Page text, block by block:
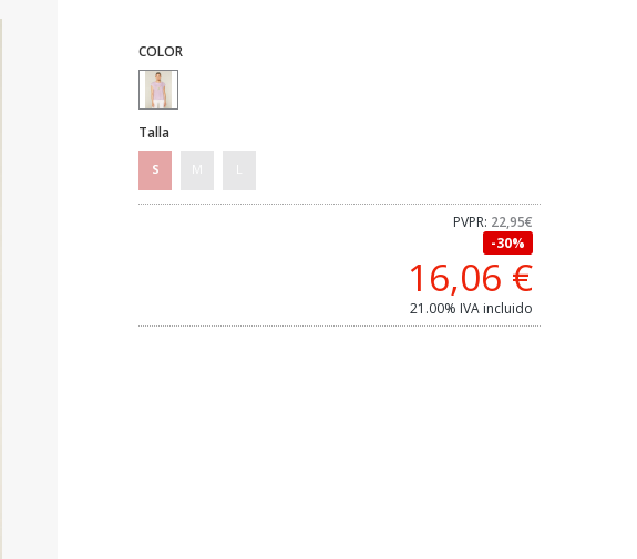
COLOR
Talla
S
PVPR: 22,95€
30%
16,06 €
21.00% IVA incluido